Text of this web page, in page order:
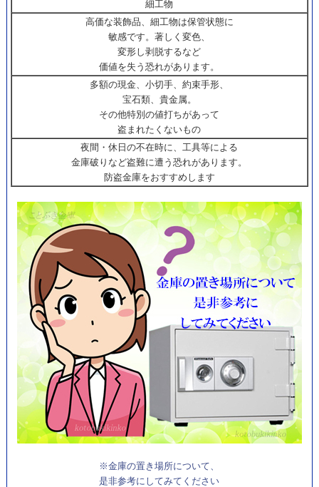
細工物
高価な装飾品、細工物は保管状態に
敏感です。著しく変色、
変形し剥脱するなど
価値を失う恐れがあります。
多額の現金、小切手、約束手形、
宝石類、貴金属。
その他特別の値打ちがあって
盗まれたくないもの
夜間・休日の不在時に、工具等による
金庫破りなど盗難に遭う恐れがあります。
防盗金庫をおすすめします
※金庫の置き場所について、
是非参考にしてみてください